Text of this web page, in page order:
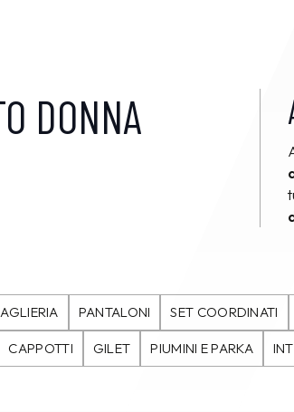
DONNA
PANTALONI SET COORDINATI
CAPPOTTI GILET PIUMINI E PARKA